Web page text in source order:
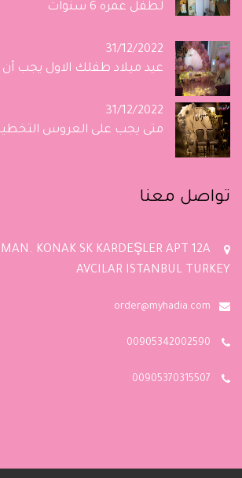
لطفل عمره 6 سنوات
31/12/2022
عيد ميلاد طفلك الاول يجب أن
31/12/2022
متى يجب على العروس
تواصل معنا
KONAK SK KARDEŞLER APT 12A
AVCILAR ISTANBUL TURKEY
order@myhadia.com
00905342002590
00905370315507